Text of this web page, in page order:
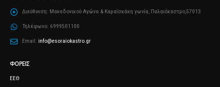
Διεύθυνση: Μακεδονικού Αγώνα & Καραΐσκάκη γωνία, Παλαιόκαστρο,57013
Τηλέφωνο: 6999501100
Email: info@esoraiokastro.gr
ΦΟΡΕΊΣ
ΕΕΘ